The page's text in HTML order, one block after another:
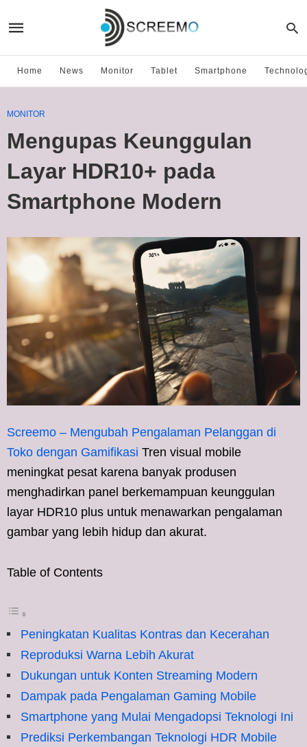
Home News Monitor Tablet Smartphone
MONITOR
Mengupas Keunggulan
Layar HDR10+ pada
Smartphone Modern
Screemo – Mengubah Pengalaman Pelanggan di
Toko dengan Gamifikasi Tren visual mobile
meningkat pesat karena banyak produsen
menghadirkan panel berkemampuan keunggulan
layar HDR10 plus untuk menawarkan pengalaman
gambar yang lebih hidup dan akurat.
Table of Contents
Peningkatan Kualitas Kontras dan Kecerahan
Reproduksi Warna Lebih Akurat
Dukungan untuk Konten Streaming Modern
Dampak pada Pengalaman Gaming Mobile
Smartphone yang Mulai Mengadopsi Teknologi Ini
Prediksi Perkembangan Teknologi HDR Mobile